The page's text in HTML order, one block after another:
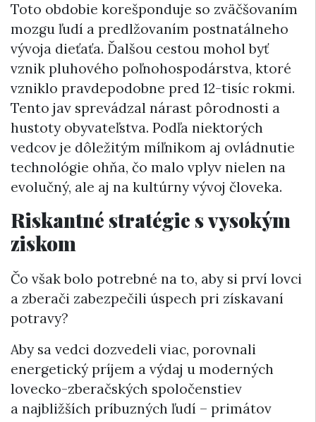
Toto obdobie korešponduje so zväčšovaním
mozgu ľudí a predlžovaním postnatálneho
vývoja dieťaťa. Ďalšou cestou mohol byť
vznik pluhového poľnohospodárstva, ktoré
vzniklo pravdepodobne pred 12-tisíc rokmi.
Tento jav sprevádzal nárast pôrodnosti a
hustoty obyvateľstva. Podľa niektorých
vedcov je dôležitým míľnikom aj ovládnutie
technológie ohňa, čo malo vplyv nielen na
evolučný, ale aj na kultúrny vývoj človeka.
Riskantné stratégie s vysokým
ziskom
Čo však bolo potrebné na to, aby si prví lovci
a zberači zabezpečili úspech pri získavaní
potravy?
Aby sa vedci dozvedeli viac, porovnali
energetický príjem a výdaj u moderných
lovecko-zberačských spoločenstiev
a najbližších príbuzných ľudí – primátov